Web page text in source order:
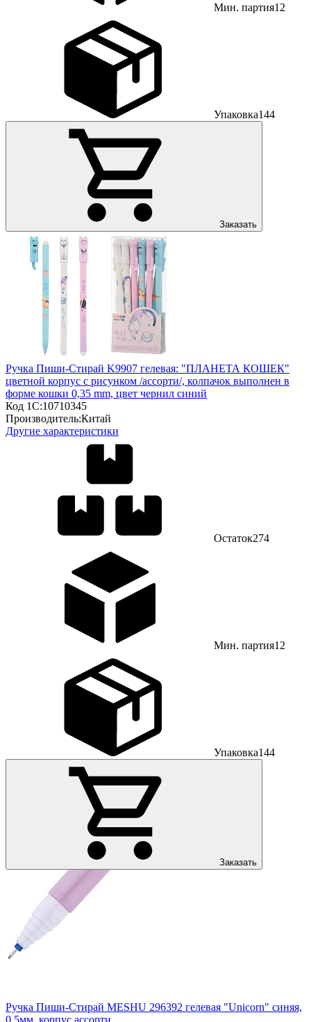
Мин. партия12
Упаковка144
Заказать
Ручка Пиши-Cтирай K9907 гелевая: "ПЛАНЕТА КОШЕК"
цветной корпус с рисунком /ассорти/, колпачок выполнен в
форме кошки 0,35 mm, цвет чернил синий
Код 1С:10710345
Производитель:Китай
Другие характеристики
Остаток274
Мин. партия12
Упаковка144
Заказать
Ручка Пиши-Cтирай MESHU 296392 гелевая "Unicorn" синяя,